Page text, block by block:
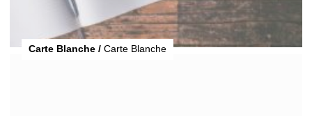
Carte Blanche / Carte Blanche